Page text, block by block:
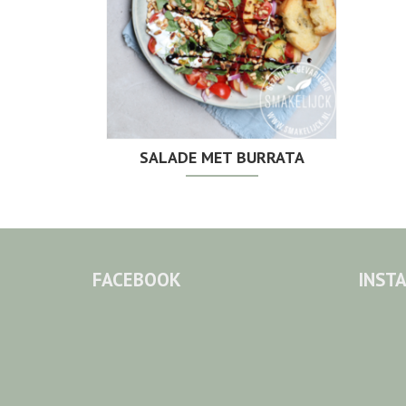
SALADE MET BURRATA
FACEBOOK